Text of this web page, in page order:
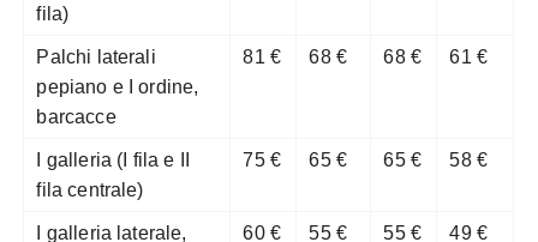
fila)
Palchi laterali
pepiano e I ordine,
barcacce
81 € 68 € 68 € 61 €
I galleria (I fila e II
fila centrale)
75 € 65 € 65 € 58 €
I galleria laterale,
60 € 55 € 55 € 49 €